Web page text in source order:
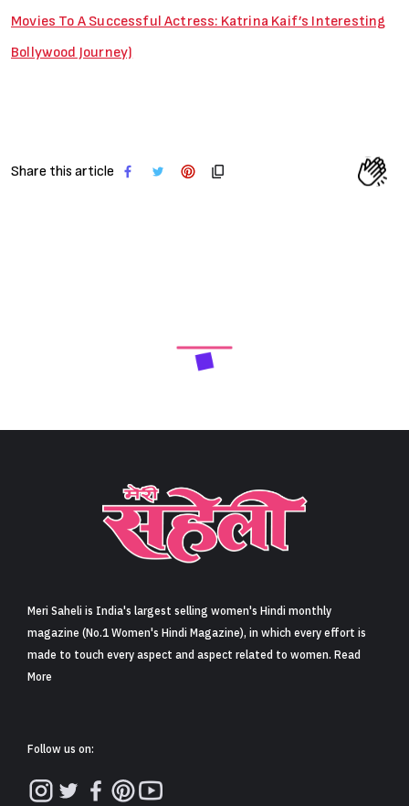
Movies To A Successful Actress: Katrina Kaif’s Interesting
Bollywood Journey)
Share this article
Next Article
बप्पा के दर्शन करने सिद्धि विनायक मंदिर पहुंची प्रियंका चोपड़ा,
एथनिक आउटफिट पहने हुए एक्ट्रेस ने किया हाथ हिलाकर फैंस
का अभिवादन (Priyanka Chopra visits Siddhivinayak
suit)
5 min read Claps
समय निकाल कर मुंबई के आइकॉनिक सिद्धि विनायक मंदिर में बप्पा के दर्शन